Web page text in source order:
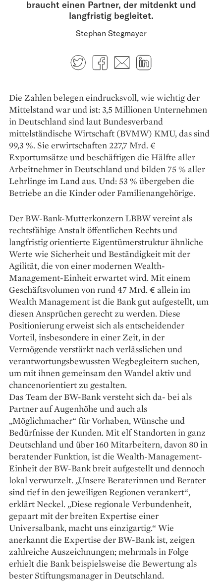
braucht einen Partner, der mitdenkt und
langfristig begleitet.
Stephan Stegmayer
TwitterFacebook
E-mail
Die Zahlen belegen eindrucksvoll, wie wichtig der
Mittelstand war und ist: 3,5 Millionen Unternehmen
in Deutschland sind laut Bundesverband
mittelständische Wirtschaft (BVMW) KMU, das sind
99,3 %. Sie erwirtschaften 227,7 Mrd. €
Exportumsätze und beschäftigen die Hälfte aller
Arbeitnehmer in Deutschland und bilden 75 % aller
Lehrlinge im Land aus. Und: 53 % übergeben die
Betriebe an die Kinder oder Familienangehörige.
Der BW-Bank-Mutterkonzern LBBW vereint als
rechtsfähige Anstalt öffentlichen Rechts und
langfristig orientierte Eigentümerstruktur ähnliche
Werte wie Sicherheit und Beständigkeit mit der
Agilität, die von einer modernen Wealth-
Management-Einheit erwartet wird. Mit einem
Geschäftsvolumen von rund 47 Mrd. € allein im
Wealth Management ist die Bank gut aufgestellt, um
diesen Ansprüchen gerecht zu werden. Diese
Positionierung erweist sich als entscheidender
Vorteil, insbesondere in einer Zeit, in der
Vermögende verstärkt nach verlässlichen und
verantwortungsbewussten Wegbegleitern suchen,
um mit ihnen gemeinsam den Wandel aktiv und
chancenorientiert zu gestalten.
Das Team der BW-Bank versteht sich da- bei als
Partner auf Augenhöhe und auch als
„Möglichmacher“ für Vorhaben, Wünsche und
Bedürfnisse der Kunden. Mit elf Standorten in ganz
Deutschland und über 160 Mitarbeitern, davon 80 in
beratender Funktion, ist die Wealth-Management-
Einheit der BW-Bank breit aufgestellt und dennoch
lokal verwurzelt. „Unsere Beraterinnen und Berater
sind tief in den jeweiligen Regionen verankert“,
erklärt Neckel. „Diese regionale Verbundenheit,
gepaart mit der breiten Expertise einer
Universalbank, macht uns einzigartig.“ Wie
anerkannt die Expertise der BW-Bank ist, zeigen
zahlreiche Auszeichnungen; mehrmals in Folge
erhielt die Bank beispielsweise die Bewertung als
bester Stiftungsmanager in Deutschland.